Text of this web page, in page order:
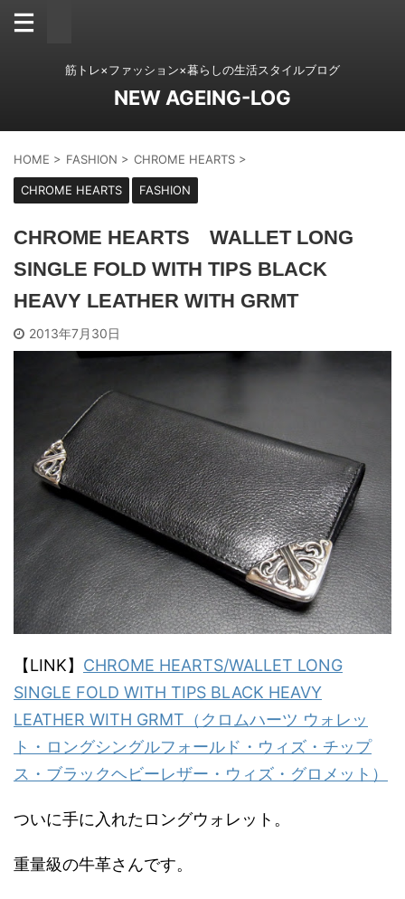
筋トレ×ファッション×暮らしの生活スタイルブログ
NEW AGEING-LOG
HOME > FASHION > CHROME HEARTS >
CHROME HEARTS FASHION
CHROME HEARTS WALLET LONG
SINGLE FOLD WITH TIPS BLACK
HEAVY LEATHER WITH GRMT
2013年7月30日
【LINK】 CHROME HEARTS/WALLET LONG
SINGLE FOLD WITH TIPS BLACK HEAVY
LEATHER WITH GRMT（クロムハーツ ウォレッ
ト・ロングシングルフォールド・ウィズ・チップ
ス・ブラックヘビーレザー・ウィズ・グロメット）
ついに手に入れたロングウォレット。
重量級の牛革さんです。